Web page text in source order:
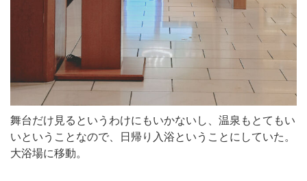
舞台だけ見るというわけにもいかないし、温泉もとてもい
いということなので、日帰り入浴ということにしていた。
大浴場に移動。